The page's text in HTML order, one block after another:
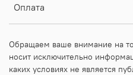
Оплата
Обращаем ваше внимание на
носит исключительно
каких условиях не является